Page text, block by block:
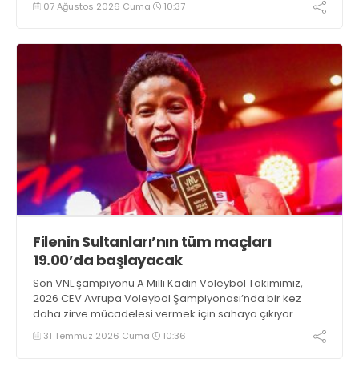
07 Ağustos 2026 Cuma 10:37
Filenin Sultanları’nın tüm maçları
19.00’da başlayacak
Son VNL şampiyonu A Milli Kadın Voleybol Takımımız,
2026 CEV Avrupa Voleybol Şampiyonası’nda bir kez
daha zirve mücadelesi vermek için sahaya çıkıyor.
31 Temmuz 2026 Cuma 10:36